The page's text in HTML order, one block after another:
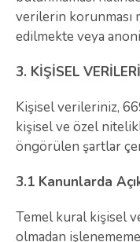
verilerin korunması
edilmekte veya
3. KİŞİSEL
Kişisel verileriniz,
kişisel ve özel
öngörülen şartlar
3.1 Kanunlarda
Temel kural kişisel
olmadan